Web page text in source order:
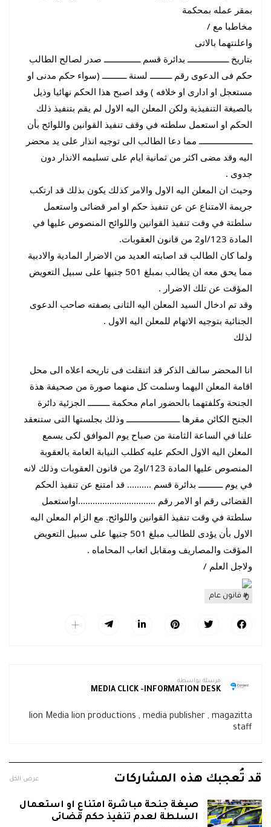
بمقر عمله بمحكمة
مخاطبا مع /
واعلنتهما بالاتى
بتاريخ ـــــــــــــــــ بدائرة قسم ـــــــــــــــ صدر لصالح الطالب
حكم فى الدعوى رقم ـــــــــ لسنة ــــــــــ (سواء حكم مدنى او
مستعجل او ادارى او خلافه ) وقد اصبح هذا الحكم نهائيا وذيل
بالصيغة التنفيذية ولكن المعلن اليه الاول لم يقم بتنفيذ ذلك
الحكم او استعمل سلطته في وقف تنفيذ القوانين واللوائح بأن
ــــــــــــــــــــــ مما دعا الطالب الى توجيه انذار على يد محضر
اليه وقد مضى اكثر من ثمانية ايام على تسليمه الانذار دون
جدوى .
وحيث ان المعلن اليه الاول والامر كذلك يكون بذلك قد ارتكب
جريمة الامتناع عن عن تنفيذ حكم او امر قضائى واستعمل
سلطتة في وقت تنفيذ القوانين واللوائح المنصوص عليها في
المادة 123/او2 من قانون العقوبات.
ولما كان الطالب قد اصابته العديد من الاضرار المادية والادبية
مما يحق معه ان يطالب بمبلغ 501 جنيها على سبيل التعويض
المؤقت عن تلك الاضرار .
وقد تم ادخال السيد المعلن اليه الثانى بصفته صاحب الدعوى
الجنائية بتوجيه الاتهام للمعلن اليه الاول .
لذلك
انا المحضر سالف الذكر قد اتنقلت فى تاريحه اعلاه الى محل
اقامة المعلن اليهما وسلمت كل منهما صورة من صحيفة هذة
الجنحة وكلفتهما بالحضور امام محكمة ـــــــــ الجزئية دائرة
الجنح الكائن مقرها ــــــــــــــــــــــ وذلك بجلستها التى ستنعقد
علنا في الساعة الثامنة من صباح يوم الموافق لكى يسمع
المعلن اليه الاول الحكم عليه كطلب النيابة العامة بالعقوبة
المنصوص عليها المادة 123/او2 من قانون العقوبات وذلك لانه
في يوم ــــــــــ بدائرة قسم .......... قد امتنع عن تنفيذ الحكم
القضائى رقم او الامر رقم ................................اواستعمل
سلطتة في وقت تنفيذ القوانين واللوائح. مع الزام المعلن اليه
الاول بأن يؤدى للطالب مبلغ 501 جنيها على سبيل التعويض
المؤقت والمصاريف ومقابل اتعاب المحاماه .
ولاجل العلم /
قانون عام
مرسلة بواسطة
MEDIA CLICK -INFORMATION DESK
lion Media lion productions , media publisher , magazitta
staff
قد تُعجبك هذه المشاركات عرض الكل
صيغة جنحة مباشرة امتناع او استعمال
السلطة لعدم تنفيذ حكم قضائى